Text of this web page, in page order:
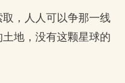
，人人可以争那一线
地，没有这颗星球的